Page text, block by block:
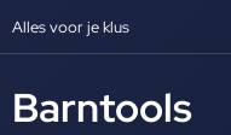
Alles voor je klus
Barntools